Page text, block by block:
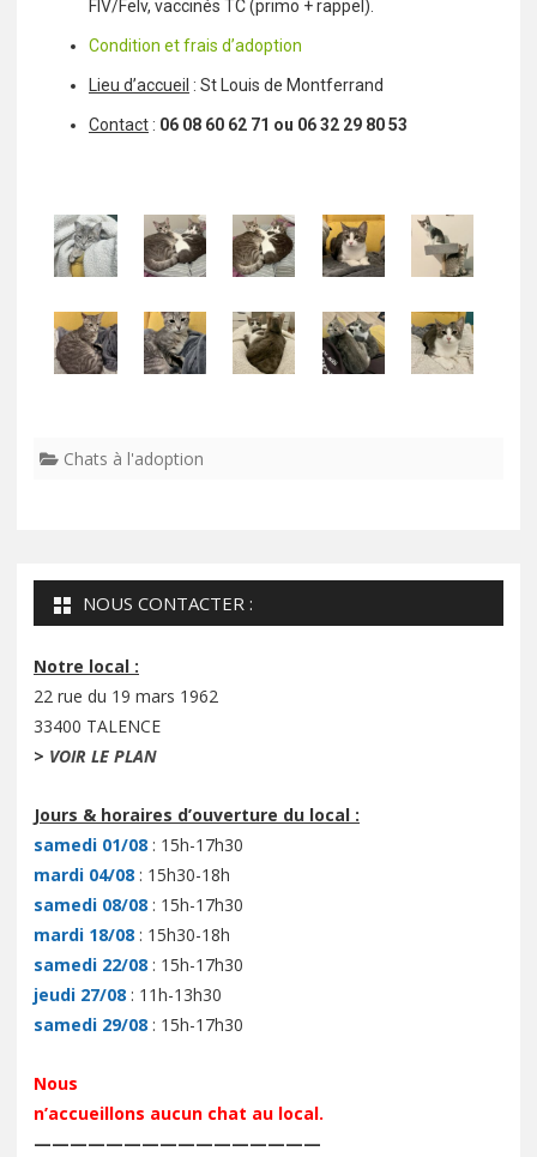
FIV/Felv, vaccinés TC (primo + rappel).
Condition et frais d’adoption
Lieu d’accueil : St Louis de Montferrand
Contact : 06 08 60 62 71 ou 06 32 29 80 53
Chats à l'adoption
NOUS CONTACTER :
Notre local :
22 rue du 19 mars 1962
33400 TALENCE
> VOIR LE PLAN
Jours & horaires d’ouverture du local :
samedi 01/08 : 15h-17h30
mardi 04/08 : 15h30-18h
samedi 08/08 : 15h-17h30
mardi 18/08 : 15h30-18h
samedi 22/08 : 15h-17h30
jeudi 27/08 : 11h-13h30
samedi 29/08 : 15h-17h30
Nous
n’accueillons aucun chat au local.
————————————————